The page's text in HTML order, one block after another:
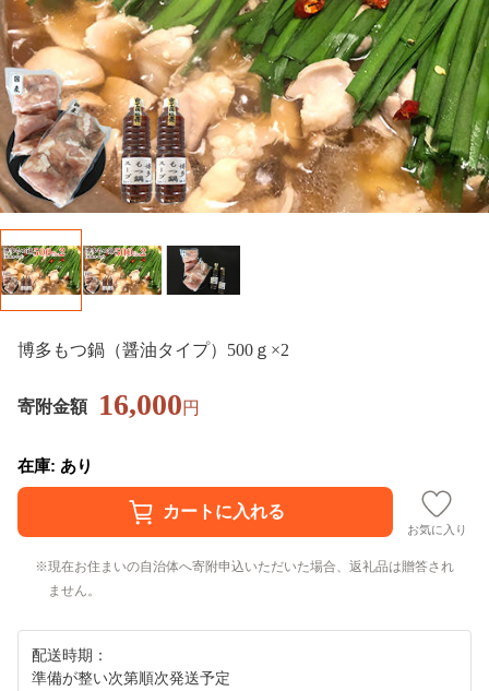
博多もつ鍋（醤油タイプ）500ｇ×2
寄附金額 16,000円
在庫: あり
お気に入り
現在お住まいの自治体へ寄附申込いただいた場合、返礼品は贈答され
ません。
配送時期：
準備が整い次第順次発送予定